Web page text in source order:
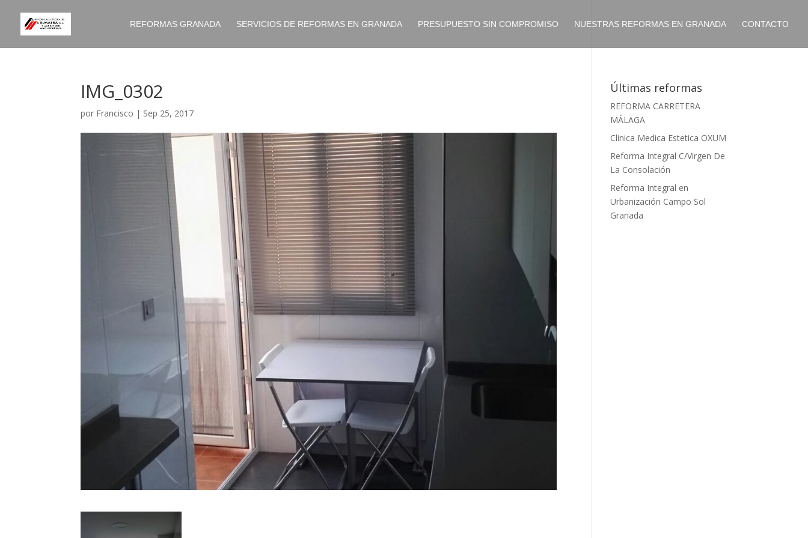
REFORMAS GRANADA SERVICIOS DE REFORMAS EN GRANADA PRESUPUESTO SIN COMPROMISO NUESTRAS REFORMAS EN GRANADA CONTACTO
IMG_0302
por Francisco | Sep 25, 2017
Últimas reformas
REFORMA CARRETERA
MÁLAGA
Clinica Medica Estetica OXUM
Reforma Integral C/Virgen De
La Consolación
Reforma Integral en
Urbanización Campo Sol
Granada